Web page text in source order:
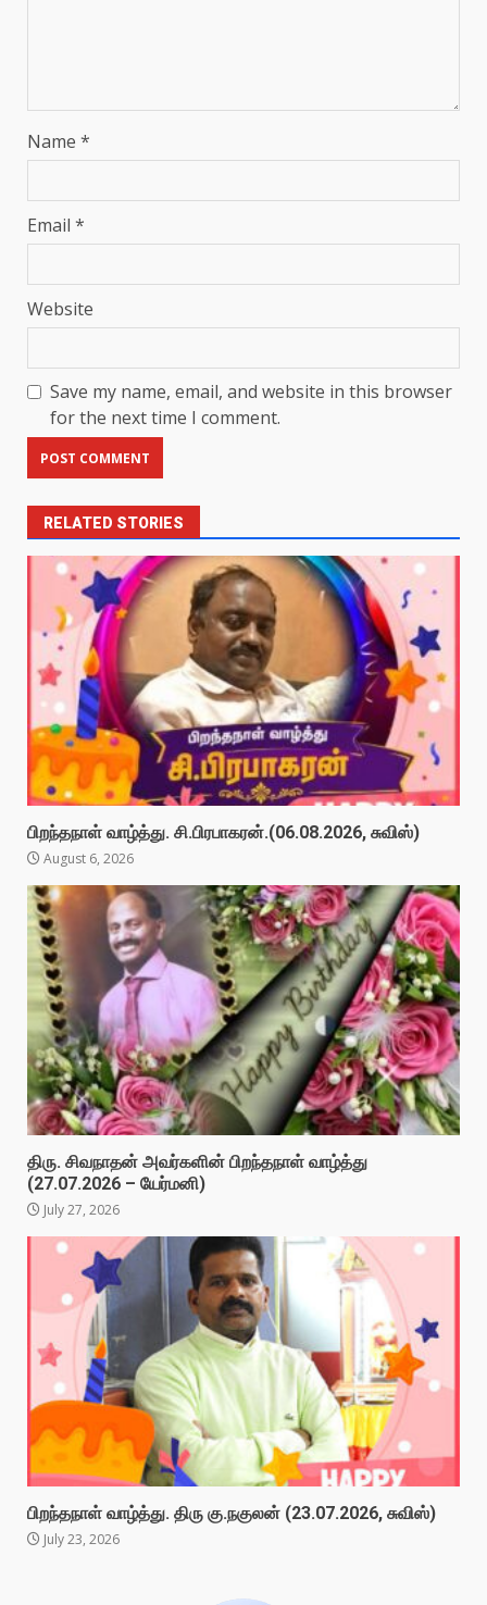
Name *
Email *
Website
Save my name, email, and website in this browser
for the next time I comment.
RELATED STORIES
பிறந்தநாள் வாழ்த்து. சி.பிரபாகரன்.(06.08.2026, சுவிஸ்)
August 6, 2026
திரு. சிவநாதன் அவர்களின் பிறந்தநாள் வாழ்த்து
(27.07.2026 – யேர்மனி)
July 27, 2026
பிறந்தநாள் வாழ்த்து. திரு கு.நகுலன் (23.07.2026, சுவிஸ்)
July 23, 2026